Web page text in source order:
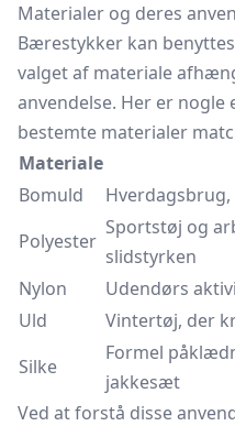
Materialer og deres
Bærestykker kan
valget af materiale
anvendelse. Her er nogle
bestemte materialer
Materiale
Bomuld
Polyester
Sportstøj og
slidstyrken
Nylon
Udendørs
Uld
Vintertøj, der
Silke
Formel
jakkesæt
Ved at forstå disse